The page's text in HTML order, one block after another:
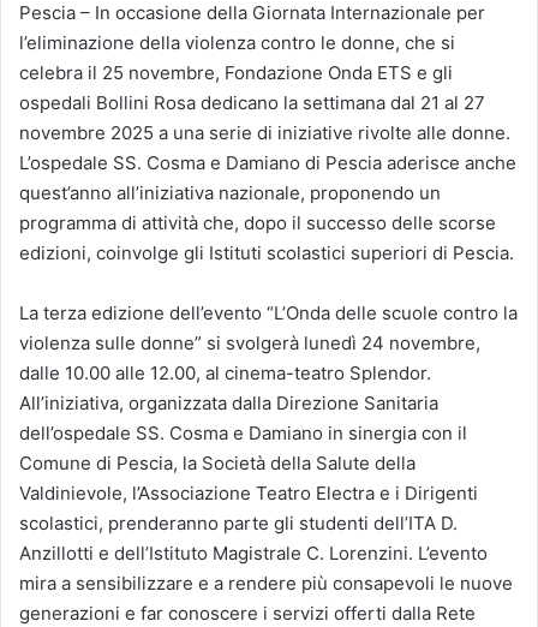
Pescia – In occasione della Giornata Internazionale per
l’eliminazione della violenza contro le donne, che si
celebra il 25 novembre, Fondazione Onda ETS e gli
ospedali Bollini Rosa dedicano la settimana dal 21 al 27
novembre 2025 a una serie di iniziative rivolte alle donne.
L’ospedale SS. Cosma e Damiano di Pescia aderisce anche
quest’anno all’iniziativa nazionale, proponendo un
programma di attività che, dopo il successo delle scorse
edizioni, coinvolge gli Istituti scolastici superiori di Pescia.
La terza edizione dell’evento “L’Onda delle scuole contro la
violenza sulle donne” si svolgerà lunedì 24 novembre,
dalle 10.00 alle 12.00, al cinema-teatro Splendor.
All’iniziativa, organizzata dalla Direzione Sanitaria
dell’ospedale SS. Cosma e Damiano in sinergia con il
Comune di Pescia, la Società della Salute della
Valdinievole, l’Associazione Teatro Electra e i Dirigenti
scolastici, prenderanno parte gli studenti dell’ITA D.
Anzillotti e dell’Istituto Magistrale C. Lorenzini. L’evento
mira a sensibilizzare e a rendere più consapevoli le nuove
generazioni e far conoscere i servizi offerti dalla Rete